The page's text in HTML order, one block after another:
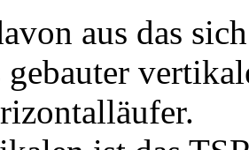
aus das
gebauter